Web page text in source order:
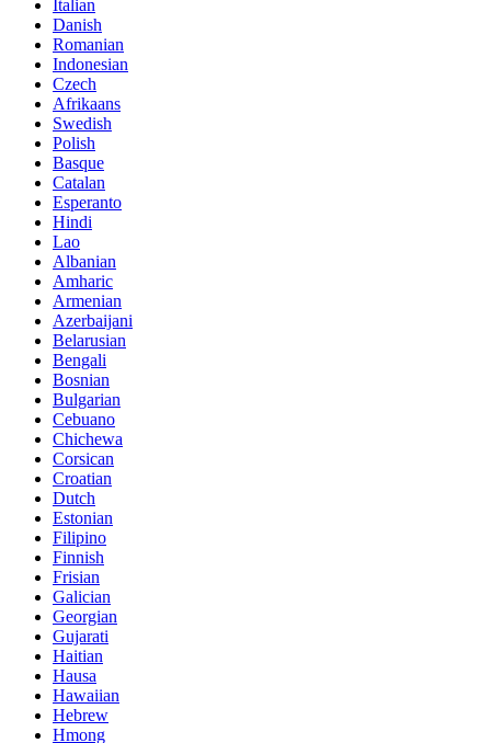
Italian
Danish
Romanian
Indonesian
Czech
Afrikaans
Swedish
Polish
Basque
Catalan
Esperanto
Hindi
Lao
Albanian
Amharic
Armenian
Azerbaijani
Belarusian
Bengali
Bosnian
Bulgarian
Cebuano
Chichewa
Corsican
Croatian
Dutch
Estonian
Filipino
Finnish
Frisian
Galician
Georgian
Gujarati
Haitian
Hausa
Hawaiian
Hebrew
Hmong